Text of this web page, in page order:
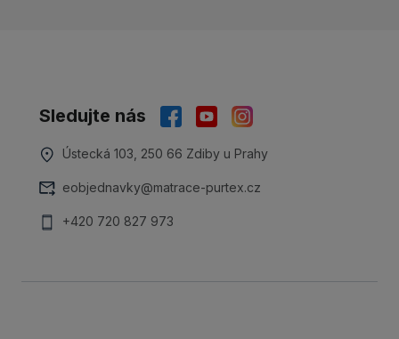
Sledujte nás
Ústecká 103, 250 66 Zdiby u Prahy
eobjednavky@matrace-purtex.cz
+420 720 827 973